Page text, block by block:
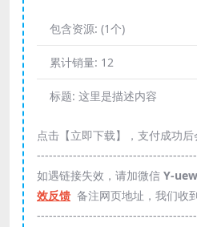
包含资源: (1个)
累计销量: 12
标题: 这里是描述内容
点击【立即下载】，支付成功后
如遇链接失效，请加微信 Y-
效反馈 备注网页地址，我们收